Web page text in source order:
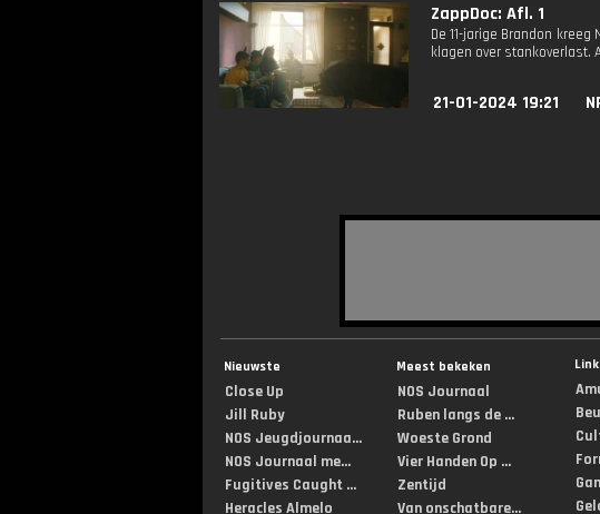
ZappDoc: Afl. 1
De 11-jarige Brandon
klagen over stankoverlast.
21-01-2024 19:21
Nieuwste
Close Up
Jill Ruby
NOS Jeugdjournaa...
NOS Journaal me...
Fugitives Caught ...
Heracles Almelo
Meest bekeken
NOS Journaal
Ruben langs de ...
Woeste Grond
Vier Handen Op ...
Zentijd
Van onschatbare...